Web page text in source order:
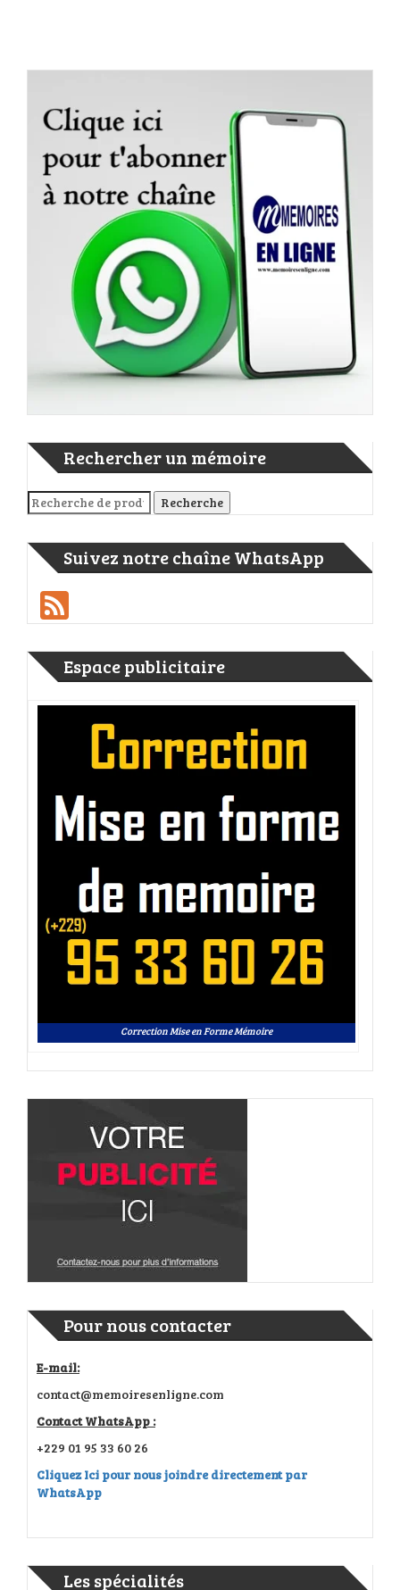
Rechercher un mémoire
Recherche pour : Recherche
Suivez notre chaîne WhatsApp
Espace publicitaire
Correction Mise en Forme Mémoire
Pour nous contacter
E-mail:
contact@memoiresenligne.com
Contact WhatsApp :
+229 01 95 33 60 26
Cliquez Ici pour nous joindre directement par
WhatsApp
Les spécialités